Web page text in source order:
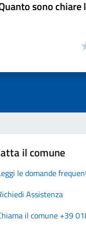
sono
il comune
le domande
Assistenza
il comune +39